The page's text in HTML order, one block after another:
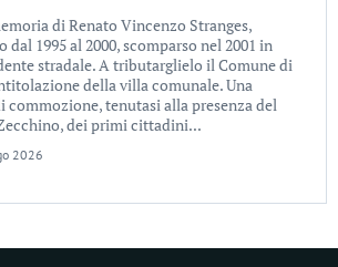
di Renato Vincenzo Stranges,
1995 al 2000, scomparso nel 2001 in
stradale. A tributarglielo il Comune di
della villa comunale. Una
commozione, tenutasi alla presenza del
dei primi cittadini...
2026